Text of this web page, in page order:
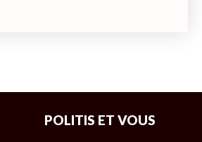
POLITIS ET VOUS